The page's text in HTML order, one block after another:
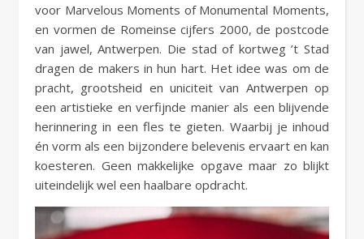
voor Marvelous Moments of Monumental Moments,
en vormen de Romeinse cijfers 2000, de postcode
van jawel, Antwerpen. Die stad of kortweg ’t Stad
dragen de makers in hun hart. Het idee was om de
pracht, grootsheid en uniciteit van Antwerpen op
een artistieke en verfijnde manier als een blijvende
herinnering in een fles te gieten. Waarbij je inhoud
én vorm als een bijzondere belevenis ervaart en kan
koesteren. Geen makkelijke opgave maar zo blijkt
uiteindelijk wel een haalbare opdracht.